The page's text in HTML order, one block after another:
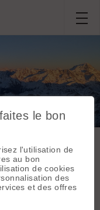
Massif :Mont Blanc
Départ :Argentière
(Grands Montets)
le bon
l'utilisation de
au bon
de cookies
des
et des offres